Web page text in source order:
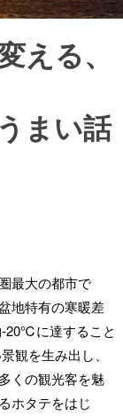
える、
まい話
最大の都市で
地特有の寒暖差
20℃に達すること
観を生み出し、
くの観光客を魅
ホタテをはじ